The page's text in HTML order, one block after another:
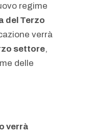
regime
del Terzo
verrà
settore,
delle
verrà